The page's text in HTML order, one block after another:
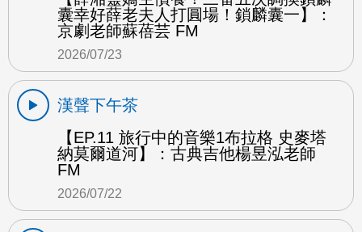
囊幸好薛老夫人打圓場！鎖麟囊一】：
京劇老師蘇蓓芸 FM
2026/07/23
漢聲下午茶
【EP.11 旅行中的音樂1布拉格 史麥塔
納莫爾道河】：古典吉他楊昱泓老師
FM
2026/07/22